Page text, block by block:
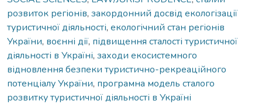
розвиток регіонів, закордонний досвід екологізації
туристичної діяльності, екологічний стан регіонів
України, воєнні дії, підвищення сталості туристичної
діяльності в Україні, заходи екосистемного
відновлення безпеки туристично-рекреаційного
потенціалу України, програмна модель сталого
розвитку туристичної діяльності в Україні